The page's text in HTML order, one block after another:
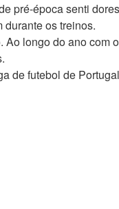
pré-época senti
durante os treinos.
longo do ano com
de futebol de